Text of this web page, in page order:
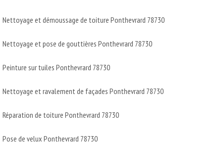
Nettoyage et démoussage de toiture Ponthevrard 78730
Nettoyage et pose de gouttières Ponthevrard 78730
Peinture sur tuiles Ponthevrard 78730
Nettoyage et ravalement de façades Ponthevrard 78730
Réparation de toiture Ponthevrard 78730
Pose de velux Ponthevrard 78730